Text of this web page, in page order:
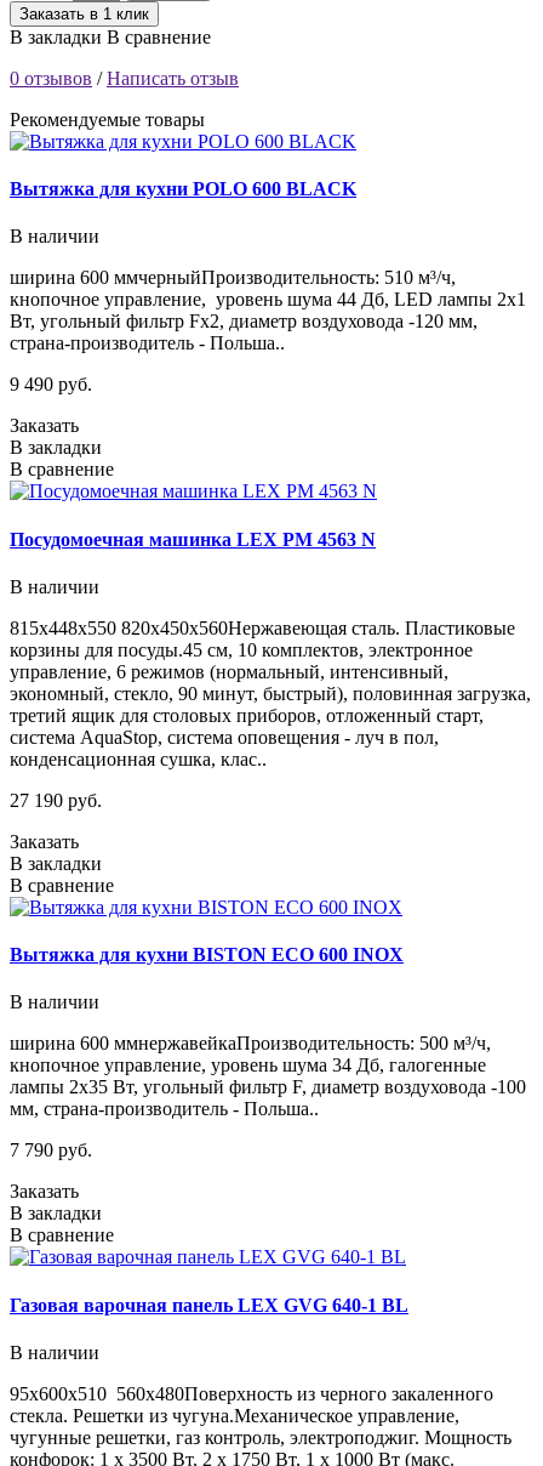
Заказать в 1 клик
В закладки В сравнение
0 отзывов /Написать отзыв
Рекомендуемые товары
Вытяжка для кухни POLO 600 BLACK
В наличии
ширина 600 ммчерныйПроизводительность: 510 м³/ч,
кнопочное управление, уровень шума 44 Дб, LED лампы 2х1
Вт, угольный фильтр Fx2, диаметр воздуховода -120 мм,
страна-производитель - Польша..
9 490 руб.
Заказать
В закладки
В сравнение
Посудомоечная машинка LEX PM 4563 N
В наличии
815х448х550 820х450х560Нержавеющая сталь. Пластиковые
корзины для посуды.45 см, 10 комплектов, электронное
управление, 6 режимов (нормальный, интенсивный,
экономный, стекло, 90 минут, быстрый), половинная загрузка,
третий ящик для столовых приборов, отложенный старт,
система AquaStop, система оповещения - луч в пол,
конденсационная сушка, клас..
27 190 руб.
Заказать
В закладки
В сравнение
Вытяжка для кухни BISTON ECO 600 INOX
В наличии
ширина 600 ммнержавейкаПроизводительность: 500 м³/ч,
кнопочное управление, уровень шума 34 Дб, галогенные
лампы 2х35 Вт, угольный фильтр F, диаметр воздуховода -100
мм, страна-производитель - Польша..
7 790 руб.
Заказать
В закладки
В сравнение
Газовая варочная панель LEX GVG 640-1 BL
В наличии
95х600х510 560х480Поверхность из черного закаленного
стекла. Решетки из чугуна.Механическое управление,
чугунные решетки, газ контроль, электроподжиг. Мощность
конфорок: 1 х 3500 Вт, 2 х 1750 Вт, 1 х 1000 Вт (макс.